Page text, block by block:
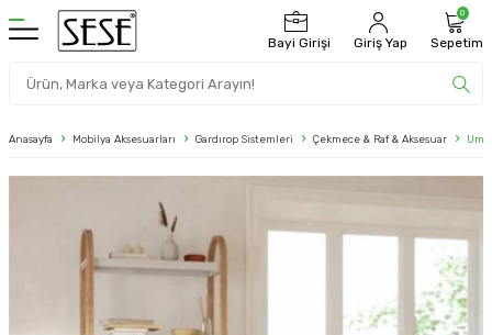
Bayi Girişi Giriş Yap
0
Sepetim
Anasayfa Mobilya Aksesuarları Gardırop Sistemleri Çekmece & Raf & Aksesuar